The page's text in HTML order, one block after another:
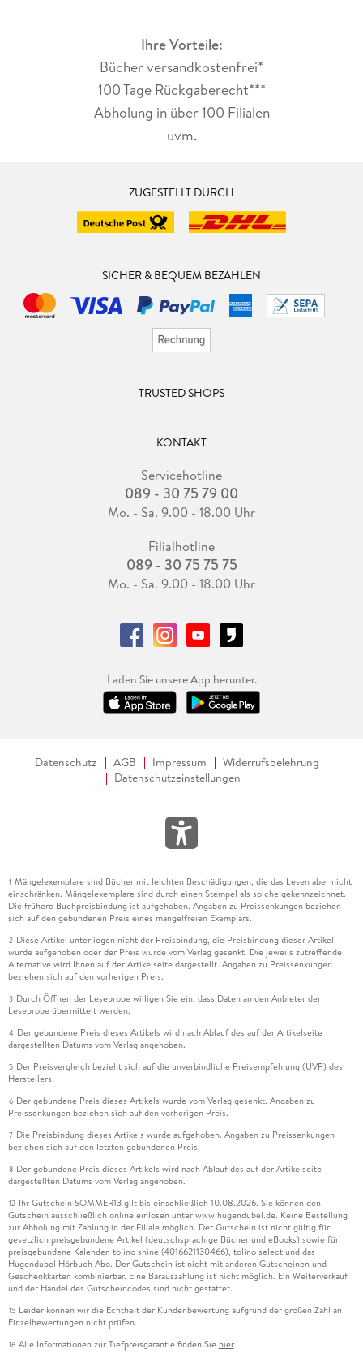
Ihre Vorteile:
Bücher versandkostenfrei*
100 Tage Rückgaberecht***
Abholung in über 100 Filialen
uvm.
ZUGESTELLT DURCH
SICHER & BEQUEM BEZAHLEN
TRUSTED SHOPS
KONTAKT
Servicehotline
089 - 30 75 79 00
Mo. - Sa. 9.00 - 18.00 Uhr
Filialhotline
089 - 30 75 75 75
Mo. - Sa. 9.00 - 18.00 Uhr
Laden Sie unsere App herunter.
Datenschutz AGB Impressum
Widerrufsbelehrung
Datenschutzeinstellungen
1 Mängelexemplare sind Bücher mit leichten Beschädigungen, die das Lesen aber nicht
einschränken. Mängelexemplare sind durch einen Stempel als solche gekennzeichnet.
Die frühere Buchpreisbindung ist aufgehoben. Angaben zu Preissenkungen beziehen
sich auf den gebundenen Preis eines mangelfreien Exemplars.
2 Diese Artikel unterliegen nicht der Preisbindung, die Preisbindung dieser Artikel
wurde aufgehoben oder der Preis wurde vom Verlag gesenkt. Die jeweils zutreffende
Alternative wird Ihnen auf der Artikelseite dargestellt. Angaben zu Preissenkungen
beziehen sich auf den vorherigen Preis.
3 Durch Öffnen der Leseprobe willigen Sie ein, dass Daten an den Anbieter der
Leseprobe übermittelt werden.
4 Der gebundene Preis dieses Artikels wird nach Ablauf des auf der Artikelseite
dargestellten Datums vom Verlag angehoben.
5 Der Preisvergleich bezieht sich auf die unverbindliche Preisempfehlung (UVP) des
Herstellers.
6 Der gebundene Preis dieses Artikels wurde vom Verlag gesenkt. Angaben zu
Preissenkungen beziehen sich auf den vorherigen Preis.
7 Die Preisbindung dieses Artikels wurde aufgehoben. Angaben zu Preissenkungen
beziehen sich auf den letzten gebundenen Preis.
8 Der gebundene Preis dieses Artikels wird nach Ablauf des auf der Artikelseite
dargestellten Datums vom Verlag angehoben.
12 Ihr Gutschein SOMMER13 gilt bis einschließlich 10.08.2026. Sie können den
Gutschein ausschließlich online einlösen unter www.hugendubel.de. Keine Bestellung
zur Abholung mit Zahlung in der Filiale möglich. Der Gutschein ist nicht gültig für
gesetzlich preisgebundene Artikel (deutschsprachige Bücher und eBooks) sowie für
preisgebundene Kalender, tolino shine (4016621130466), tolino select und das
Hugendubel Hörbuch Abo. Der Gutschein ist nicht mit anderen Gutscheinen und
Geschenkkarten kombinierbar. Eine Barauszahlung ist nicht möglich. Ein Weiterverkauf
und der Handel des Gutscheincodes sind nicht gestattet.
15 Leider können wir die Echtheit der Kundenbewertung aufgrund der großen Zahl an
Einzelbewertungen nicht prüfen.
16 Alle Informationen zur Tiefpreisgarantie finden Sie hier